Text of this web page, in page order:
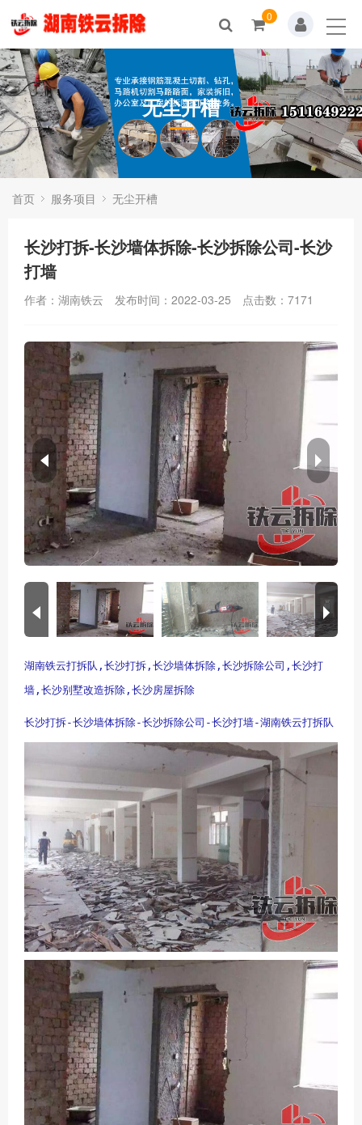
0
无尘开槽
首页 服务项目 无尘开槽
长沙打拆-长沙墙体拆除-长沙拆除公司-长沙
打墙
作者：湖南铁云 发布时间：2022-03-25 点击数： 7171
湖南铁云打拆队,长沙打拆,长沙墙体拆除,长沙拆除公司,长沙打
墙,长沙别墅改造拆除,长沙房屋拆除
长沙打拆-长沙墙体拆除-长沙拆除公司-长沙打墙-湖南铁云打拆队